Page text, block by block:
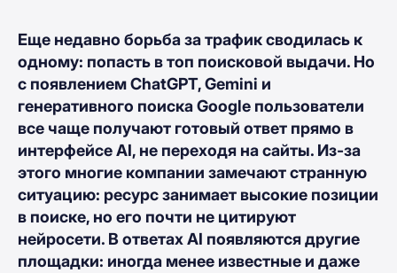
Еще недавно борьба за трафик сводилась к
одному: попасть в топ пoисковой выдачи. Но
с появлением ChatGPT, Gemini и
генеративного поиска Google пользователи
все чаще получают готовый ответ прямо в
интерфейсе AI, не переходя на сайты. Из-за
этого многие компании замечают странную
ситуацию: ресурс занимает высокие позиции
в поиске, но его почти не цитируют
нейросети. В ответах AI появляются другие
площадки: иногда менее известные и даже